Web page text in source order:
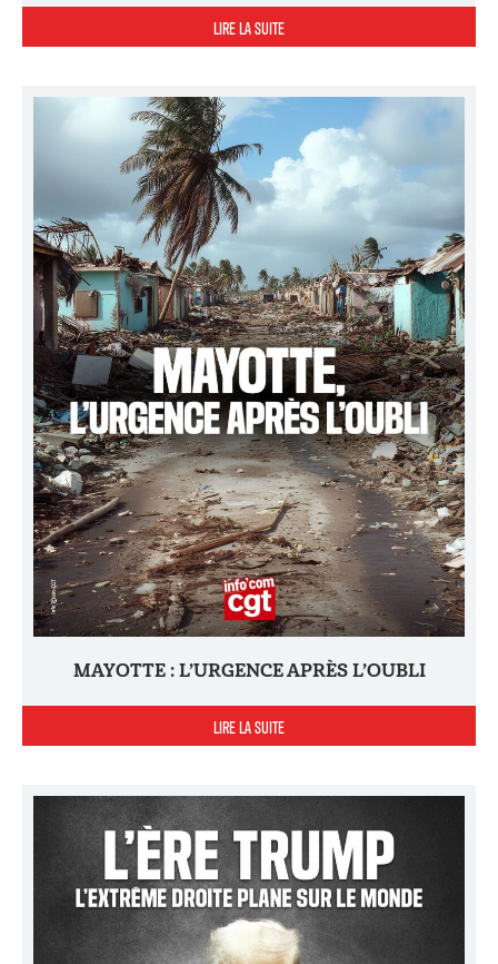
LIRE LA SUITE
MAYOTTE : L’URGENCE APRÈS L’OUBLI
LIRE LA SUITE